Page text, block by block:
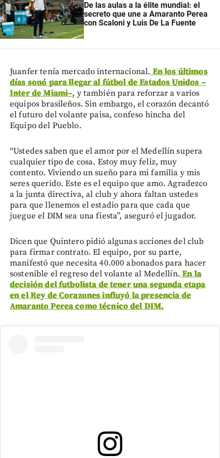
De las aulas a la élite mundial: el
secreto que une a Amaranto Perea
con Scaloni y Luis De La Fuente
Juanfer tenía mercado internacional.En los últimos
días sonó para llegar al fútbol de Estados Unidos–
Inter de Miami–, y también para reforzar a varios
equipos brasileños. Sin embargo, el corazón decantó
el futuro del volante paisa, confeso hincha del
Equipo del Pueblo.
“Ustedes saben que el amor por el Medellín supera
cualquier tipo de cosa. Estoy muy feliz, muy
contento. Viviendo un sueño para mi familia y mis
seres querido. Este es el equipo que amo. Agradezco
a la junta directiva, al club y ahora faltan ustedes
para que llenemos el estadio para que cada que
juegue el DIM sea una fiesta”, aseguró el jugador.
Dicen que Quintero pidió algunas acciones del club
para firmar contrato. El equipo, por su parte,
manifestó que necesita 40.000 abonados para hacer
sostenible el regreso del volante al Medellín.En la
decisión del futbolista de tener una segunda etapa
en el Rey de Corazones influyó la presencia de
Amaranto Perea como técnico del DIM.